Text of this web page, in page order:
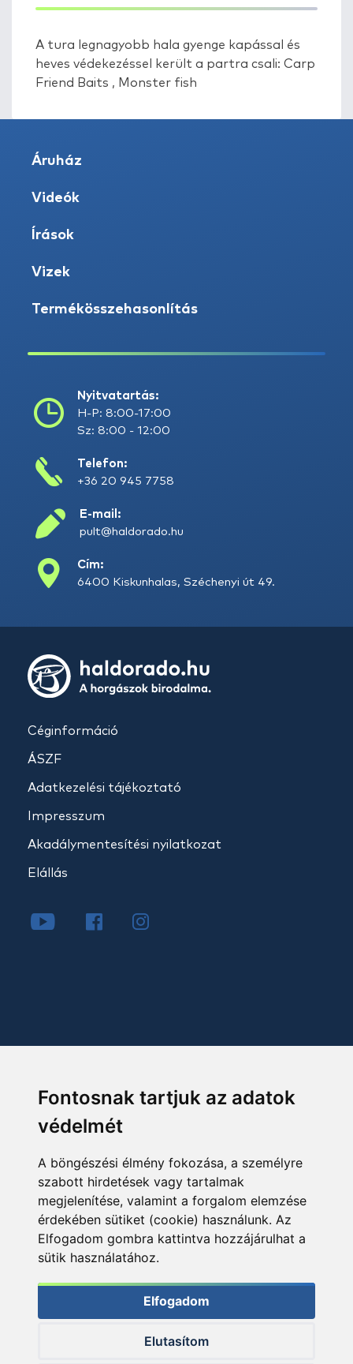
Fontosnak tartjuk az adatok
védelmét
A böngészési élmény fokozása, a személyre
szabott hirdetések vagy tartalmak
megjelenítése, valamint a forgalom elemzése
érdekében sütiket (cookie) használunk. Az
Elfogadom gombra kattintva hozzájárulhat a
sütik használatához.
Elfogadom
Elutasítom
A tura legnagyobb hala gyenge kapással és
heves védekezéssel került a partra csali: Carp
Friend Baits , Monster fish
Áruház
Videók
Írások
Vizek
Termékösszehasonlítás
Nyitvatartás:
H-P: 8:00-17:00
Sz: 8:00 - 12:00
Telefon:
+36 20 945 7758
E-mail:
pult@haldorado.hu
Cím:
6400 Kiskunhalas, Széchenyi út 49.
Céginformáció
ÁSZF
Adatkezelési tájékoztató
Impresszum
Akadálymentesítési nyilatkozat
Elállás